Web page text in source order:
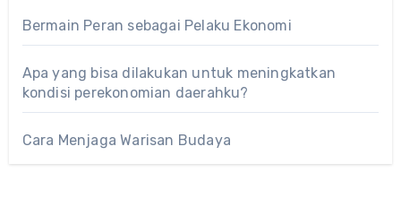
Bermain Peran sebagai Pelaku Ekonomi
Apa yang bisa dilakukan untuk meningkatkan
kondisi perekonomian daerahku?
Cara Menjaga Warisan Budaya